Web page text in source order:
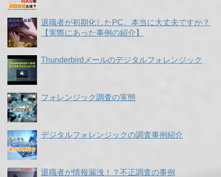
退職者が初期化したPC、本当に大丈夫ですか？
【実際にあった事例の紹介】
Thunderbirdメールのデジタルフォレンジック
フォレンジック調査の実態
デジタルフォレンジックの調査事例紹介
退職者が情報漏洩！？不正調査の事例